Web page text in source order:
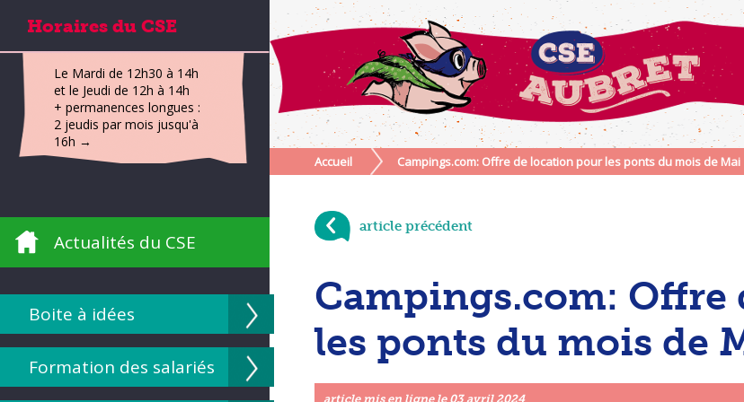
Horaires du CSE
Le Mardi de 12h30 à 14h
et le Jeudi de 12h à 14h
+ permanences longues :
2 jeudis par mois jusqu'à
16h →
Actualités du CSE
Boite à idées
Formation des salariés
Accueil Campings.com: Offre de location pour les ponts du mois de Mai
article précédent
Campings.com:
les ponts du mois de
article mis en ligne le 03 avril 2024